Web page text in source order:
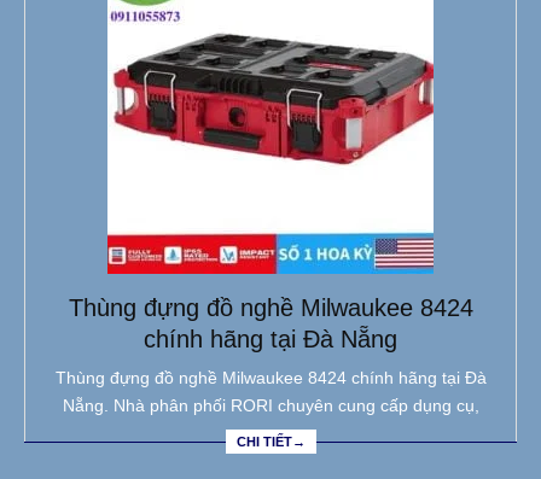
Thùng đựng đồ nghề Milwaukee 8424
chính hãng tại Đà Nẵng
Thùng đựng đồ nghề Milwaukee 8424 chính hãng tại Đà
Nẵng. Nhà phân phối RORI chuyên cung cấp dụng cụ,
CHI TIẾT→